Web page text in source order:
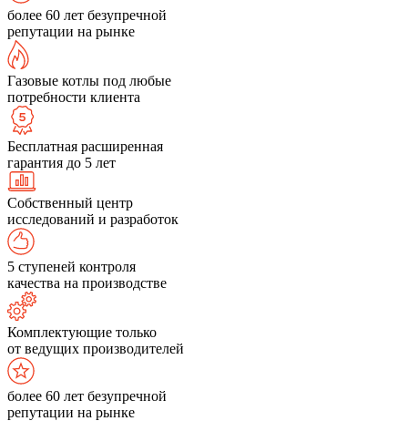
более 60 лет безупречной
репутации на рынке
Газовые котлы под любые
потребности клиента
Бесплатная расширенная
гарантия до 5 лет
Собственный центр
исследований и разработок
5 ступеней контроля
качества на производстве
Комплектующие только
от ведущих производителей
более 60 лет безупречной
репутации на рынке